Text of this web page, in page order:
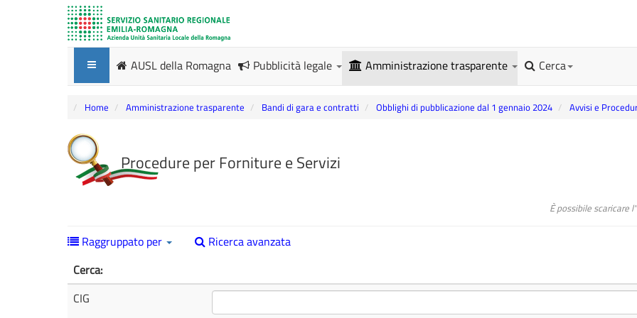
AUSL della Romagna Pubblicità legale Amministrazione trasparente Cerca
Home Amministrazione trasparente Bandi di gara e contratti Obblighi di pubblicazione dal 1 gennaio 2024 Avvisi e
Procedure per Forniture e Servizi
È possibile scaricare
Raggruppato per
Ricerca avanzata
Cerca:
CIG